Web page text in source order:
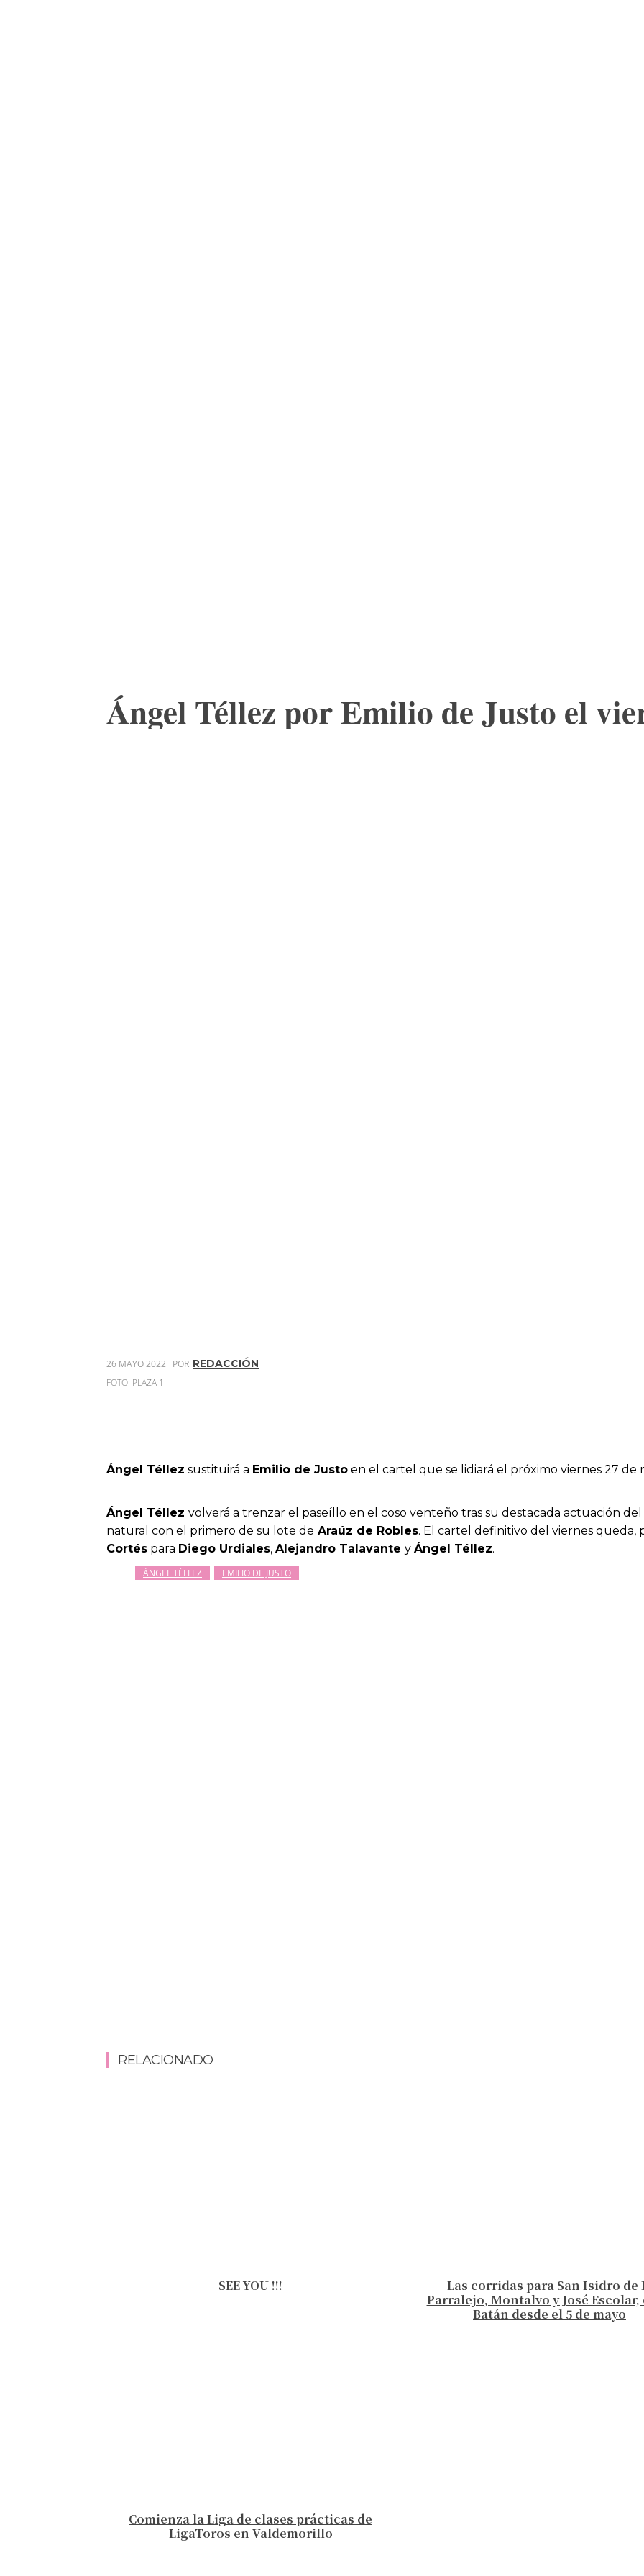
Ángel Téllez por Emilio de Justo el
26 MAYO 2022 POR REDACCIÓN
FOTO: PLAZA 1
Ángel Téllez sustituirá a Emilio de Justo en el cartel que se lidiará el próximo viernes 27 de
Ángel Téllez volverá a trenzar el paseíllo en el coso venteño tras su destacada actuación
natural con el primero de su lote de Araúz de Robles. El cartel definitivo del viernes queda,
Cortés para Diego Urdiales, Alejandro Talavante y Ángel Téllez.
ÁNGEL TÉLLEZ EMILIO DE JUSTO
RELACIONADO
SEE YOU !!!
Las corridas para San Isidro de
Parralejo, Montalvo y José Escolar,
Batán desde el 5 de mayo
Comienza la Liga de clases prácticas de
LigaToros en Valdemorillo